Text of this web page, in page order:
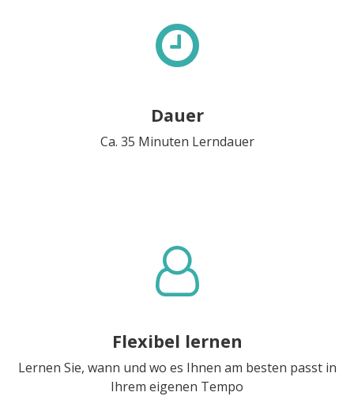
Dauer
Ca. 35 Minuten Lerndauer
Flexibel lernen
Lernen Sie, wann und wo es Ihnen am besten passt in
Ihrem eigenen Tempo